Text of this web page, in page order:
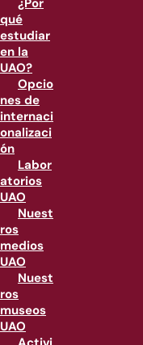
¿Por
qué
estudiar
en la
UAO?
Opcio
nes de
internaci
onalizaci
ón
Labor
atorios
UAO
Nuest
ros
medios
UAO
Nuest
ros
museos
UAO